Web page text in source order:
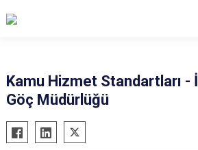
Kamu Hizmet Standartları - İl
Göç Müdürlüğü